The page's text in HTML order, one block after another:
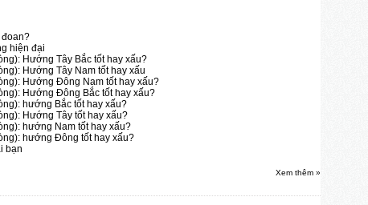
đoan?
hiện đại
Hướng Tây Bắc tốt hay xấu?
Hướng Tây Nam tốt hay xấu
Hướng Đông Nam tốt hay xấu?
Hướng Đông Bắc tốt hay xấu?
hướng Bắc tốt hay xấu?
Hướng Tây tốt hay xấu?
hướng Nam tốt hay xấu?
hướng Đông tốt hay xấu?
bạn
Xem thêm »